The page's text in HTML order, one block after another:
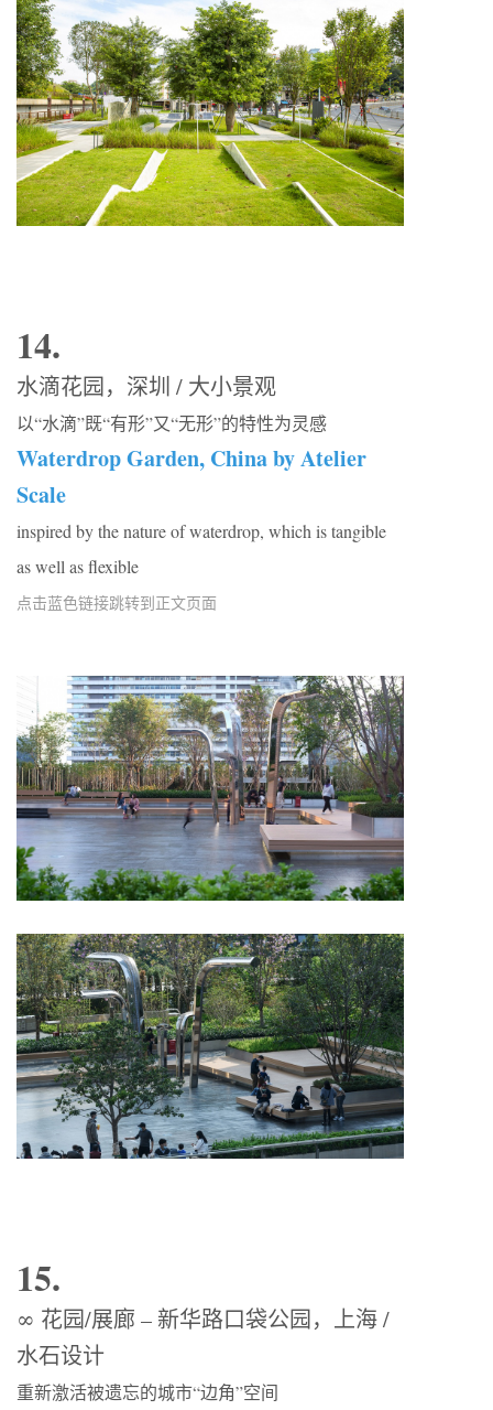
14.
水滴花园，深圳 / 大小景观
以“水滴”既“有形”又“无形”的特性为灵感
Waterdrop Garden, China by Atelier
Scale
inspired by the nature of waterdrop, which is tangible
as well as flexible
点击蓝色链接跳转到正文页面
15.
∞ 花园/展廊 – 新华路口袋公园，上海 /
水石设计
重新激活被遗忘的城市“边角”空间